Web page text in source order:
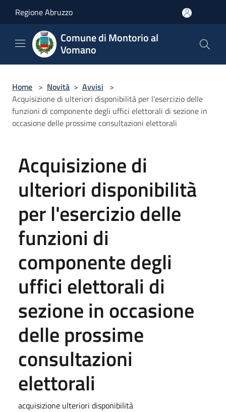
Regione Abruzzo
Comune di Montorio al
Vomano
Home > Novità > Avvisi >
Acquisizione di ulteriori disponibilità per l'esercizio delle
funzioni di componente degli uffici elettorali di sezione in
occasione delle prossime consultazioni elettorali
Acquisizione di
ulteriori disponibilità
per l'esercizio delle
funzioni di
componente degli
uffici elettorali di
sezione in occasione
delle prossime
consultazioni
elettorali
acquisizione ulteriori disponibilità